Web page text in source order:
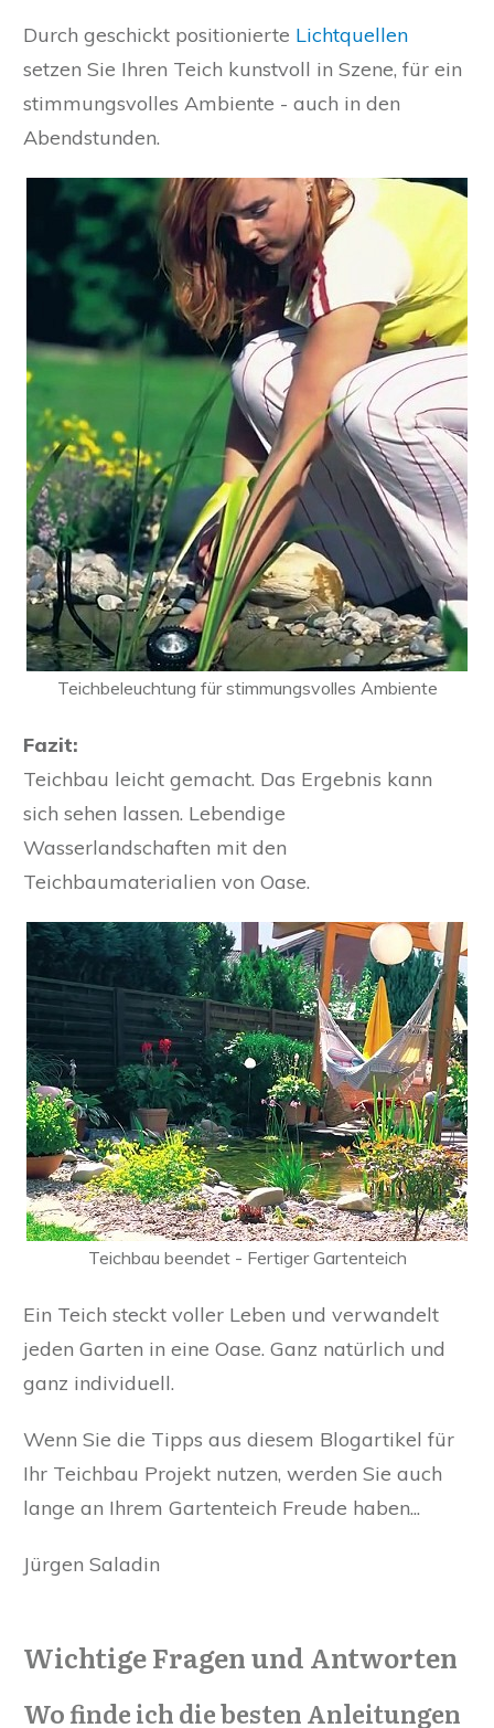
Durch geschickt positionierte Lichtquellen
setzen Sie Ihren Teich kunstvoll in Szene, für ein
stimmungsvolles Ambiente - auch in den
Abendstunden.
Teichbeleuchtung für stimmungsvolles Ambiente
Fazit:
Teichbau leicht gemacht. Das Ergebnis kann
sich sehen lassen. Lebendige
Wasserlandschaften mit den
Teichbaumaterialien von Oase.
Teichbau beendet - Fertiger Gartenteich
Ein Teich steckt voller Leben und verwandelt
jeden Garten in eine Oase. Ganz natürlich und
ganz individuell.
Wenn Sie die Tipps aus diesem Blogartikel für
Ihr Teichbau Projekt nutzen, werden Sie auch
lange an Ihrem Gartenteich Freude haben...
Jürgen Saladin
Wichtige Fragen und Antworten
Wo finde ich die besten Anleitungen